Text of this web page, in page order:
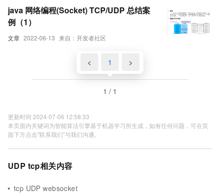
文章 2022-06-13 来自：开发者社区
java 网络编程(Socket) TCP/UDP 总结案
例（1）
< 1 >
1 / 1
更新时间 2024-07-06 12:58:33
本页面内关键词为智能算法引擎基于机器学习所生成，如有任何问题，可在页
面下方点击"联系我们"与我们沟通。
UDP tcp相关内容
tcp UDP websocket